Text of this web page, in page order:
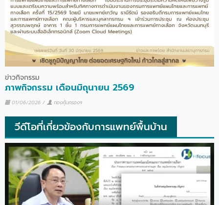
ข่าวกิจกรรม
ภาพกิจกรรม เดือนมิถุนายน 2569
01/06/2026 / กองคุ้มครองฯ
วีดีโอที่เกี่ยวข้องกับการแพทย์พื้นบ้าน